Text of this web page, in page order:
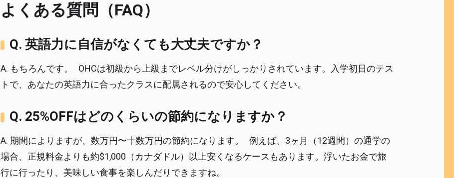
よくある質問（FAQ）
Q. 英語力に自信がなくても大丈夫ですか？
A. もちろんです。 OHCは初級から上級までレベル分けがしっかりされています。入学初日のテス
トで、あなたの英語力に合ったクラスに配属されるので安心してください。
Q. 25%OFFはどのくらいの節約になりますか？
A. 期間によりますが、数万円〜十数万円の節約になります。 例えば、3ヶ月（12週間）の通学の
場合、正規料金よりも約$1,000（カナダドル）以上安くなるケースもあります。浮いたお金で旅
行に行ったり、美味しい食事を楽しんだりできますね。